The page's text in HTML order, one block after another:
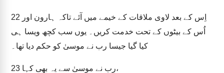
22
اُس کے بیٹوں کے تحت خدمت کریں۔ یوں سب کچھ ویسا ہی
کیا گیا جیسا رب نے موسیٰ کو حکم دیا تھا۔
23 رب نے موسیٰ سے یہ بھی کہا،